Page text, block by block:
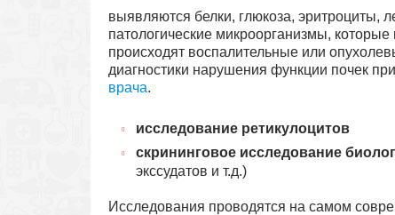
выявляются белки, глюкоза, эритроциты,
патологические микроорганизмы, которые
происходят воспалительные или
диагностики нарушения функции почек
врача.
исследование ретикулоцитов
скрининговое исследование
экссудатов и т.д.)
Исследования проводятся на самом